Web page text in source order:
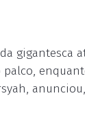
gigantesca